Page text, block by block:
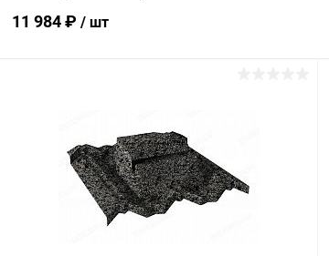
11 984 ₽ / шт
Купить в 1 клик
В избранное Под заказ